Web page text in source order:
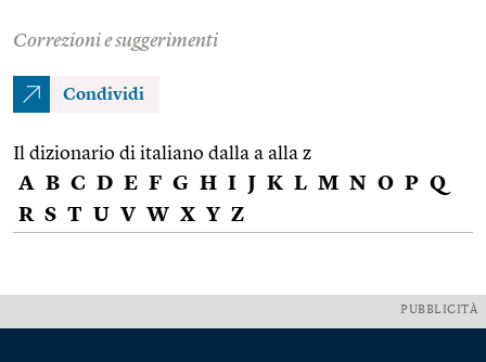
Correzioni e suggerimenti
Condividi
Il dizionario di italiano dalla a alla z
A B C D E F G H I J K L M N O P Q
R S T U V W X Y Z
PUBBLICITÀ